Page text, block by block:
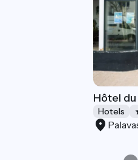
Hôtel
Hotels